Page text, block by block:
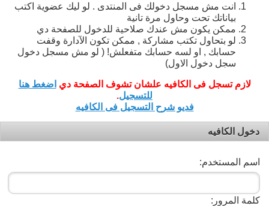
انت مش مسجل دخولك فى المنتدى . لو ليك عضوية اكتب
بياناتك تحت وحاول مرة تانية
ممكن يكون مش عندك صلاحية للدخول للصفحة دي
لو بتحاول تكتب مشاركة , ممكن تكون الآدارة وقفت
حسابك , او لسه حسابك متفعلش! ( لو مش مسجل دخول
سجل دخول الاول)
لازم تسجل فى الكافيه علشان تشوف الصفحة دي اضغط هنا
للتسجيل.
فديو شرح التسجيل فى الكافيه
دخول الكافيه
اسم المستخدم:
كلمة المرور: